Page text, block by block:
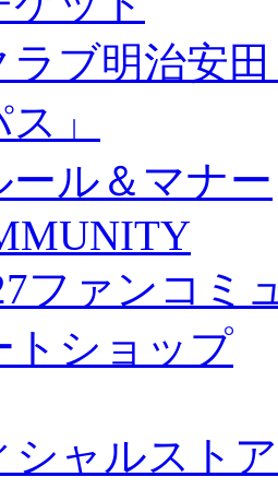
ラブ明治安
」
ール＆マナー
ファンコミ
トショップ
シャルスト